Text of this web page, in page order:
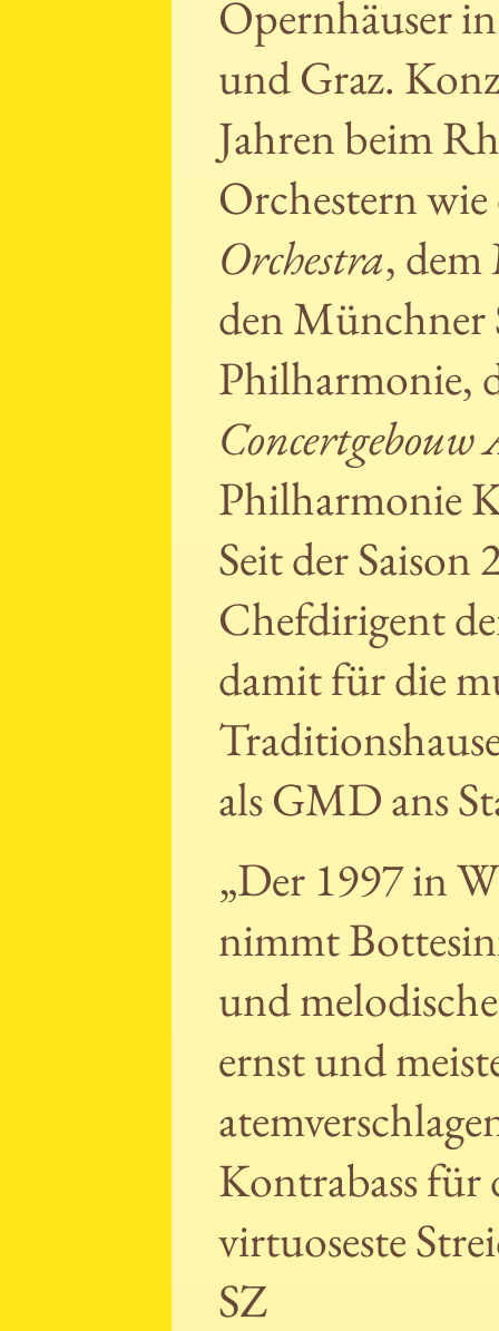
Opernhäuser
und Graz.
Jahren beim
Orchestern
Orchestra,
den Münchner
Philharmonie,
Philharmonie
Seit der
Chefdirigent
damit für die
als GMD ans
„Der 1997 in
nimmt
und
ernst und
Kontrabass für
virtuoseste
SZ